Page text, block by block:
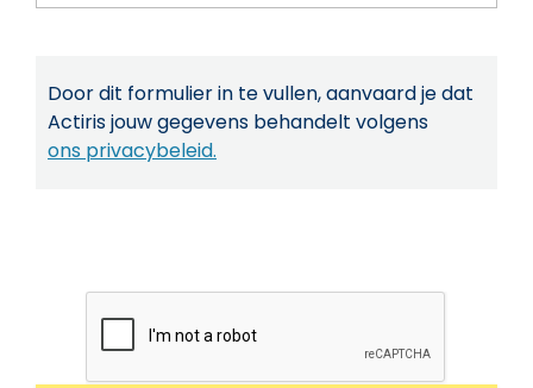
Door dit formulier in te vullen, aanvaard je dat
Actiris jouw gegevens behandelt volgens
ons privacybeleid.